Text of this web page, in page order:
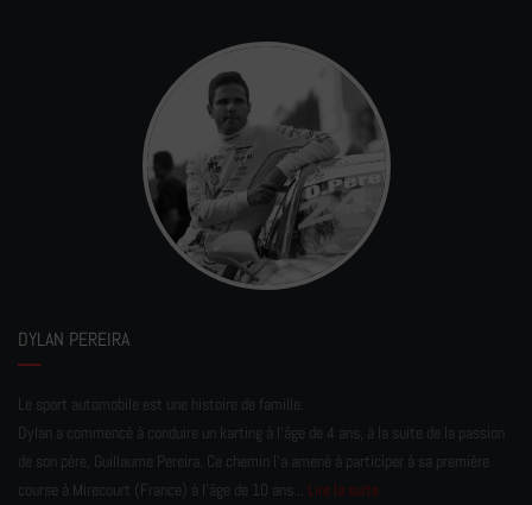
DYLAN PEREIRA
Le sport automobile est une histoire de famille.
Dylan a commencé à conduire un karting à l’âge de 4 ans, à la suite de la passion
de son père, Guillaume Pereira. Ce chemin l'a amené à participer à sa première
course à Mirecourt (France) à l'âge de 10 ans... Lire la suite